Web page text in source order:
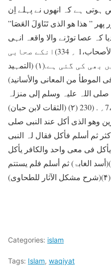
ہوتی ہے کہ انھوں نے پہلے اِن
پھر ” ھذا ھو الذی تَنَاوَلَ العَصَا”
کہ عصا توڑنے والا واقعہ انہی
کا ہے۔ (الإستیعاب فی معرفۃ الأصحاب،1 ؍ 334)انکے صحابی
ہونے کی صراحت اِن کتب میں بھی کی گئی ہے.(۱) (التمہید
الموطأ من المعانی والأسانید)
اللہ علیہ وسلم إلی منزلہ
وھو الذی أکل عند النبی صلی
ثم أسلم فأکل فقال لہ النبی
فی معی واحد والکافر یأکل
فی سبعۃ أمعاء (1؍280) (۳)(أسد الغابۃ) ثم أسلم فلم یستتم
Categories: islam
Tags: Islam, waqiyat